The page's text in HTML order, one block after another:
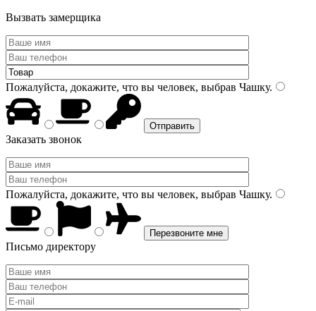
Вызвать замерщика
Пожалуйста, докажите, что вы человек, выбрав Чашку.
Заказать звонок
Пожалуйста, докажите, что вы человек, выбрав Чашку.
Письмо директору